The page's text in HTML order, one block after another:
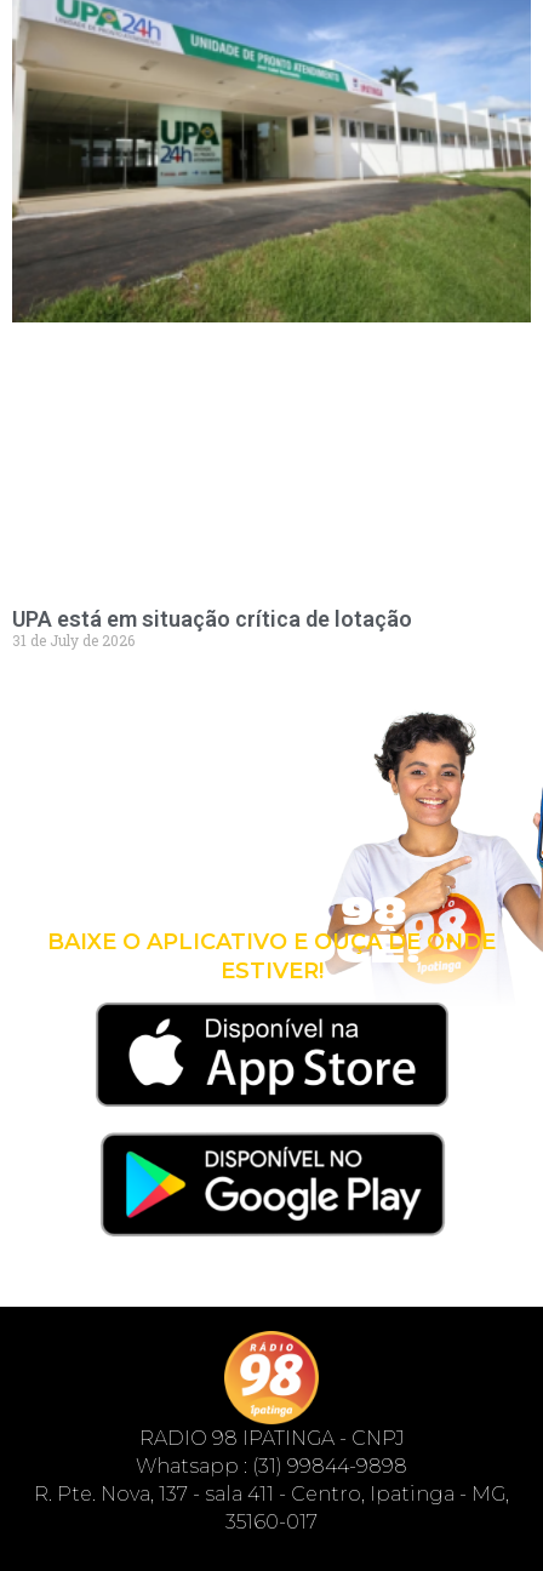
UPA está em situação crítica de lotação
31 de July de 2026
LEVE A 98
COM VOCÊ!
BAIXE O APLICATIVO E OUÇA DE ONDE
ESTIVER!
RADIO 98 IPATINGA - CNPJ
Whatsapp : (31) 99844-9898
R. Pte. Nova, 137 - sala 411 - Centro, Ipatinga - MG,
35160-017